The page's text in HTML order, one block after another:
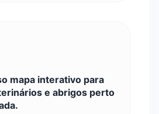
mapa interativo para
e abrigos perto